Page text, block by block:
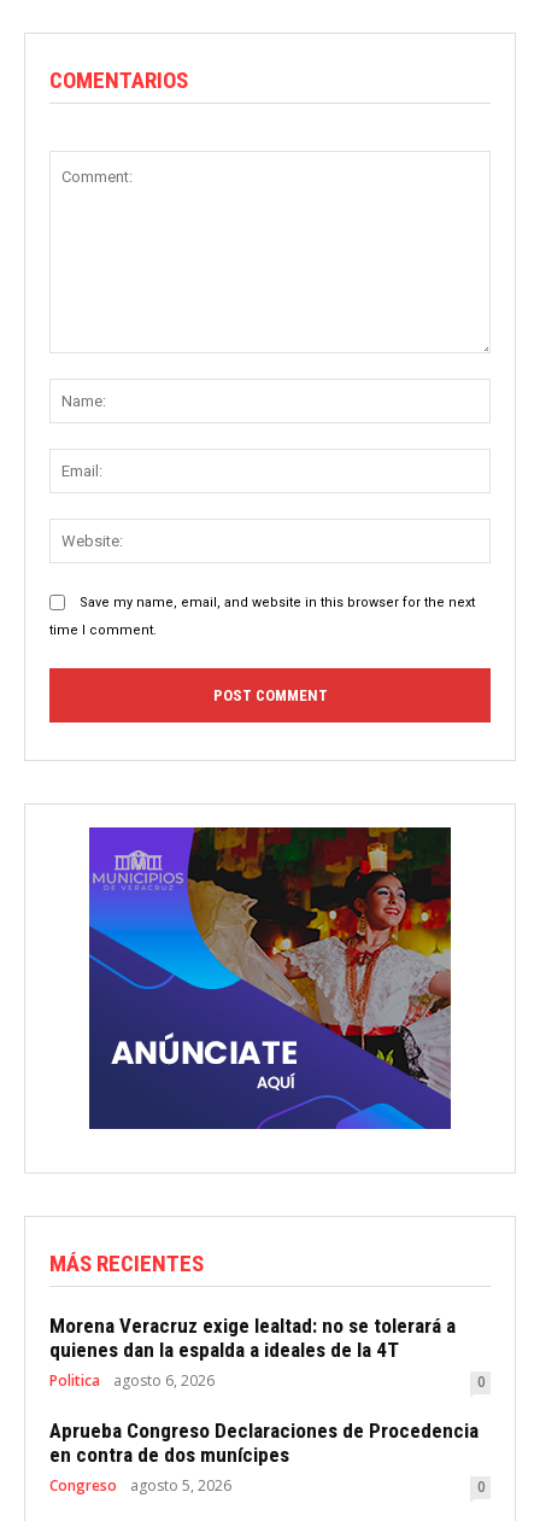
COMENTARIOS
Save my name, email, and website in this browser for the next
time I comment.
MÁS RECIENTES
Morena Veracruz exige lealtad: no se tolerará a
quienes dan la espalda a ideales de la 4T
Politica agosto 6, 2026 0
Aprueba Congreso Declaraciones de Procedencia
en contra de dos munícipes
Congreso agosto 5, 2026 0